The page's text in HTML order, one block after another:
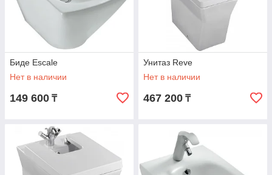
а Jacob Delafon и Sanijura становятся коммерческими
брендами Kohler France.
Биде Escale
Нет в наличии
149 600 ₸
Унитаз Reve
Нет в наличии
467 200 ₸